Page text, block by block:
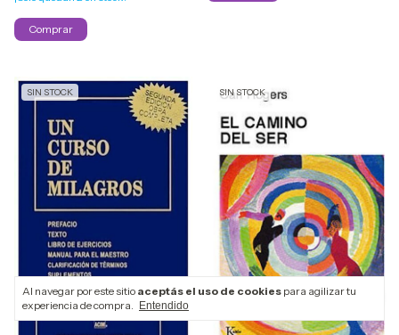
Al navegar por este sitio aceptás el uso de cookies para agilizar tu
experiencia de compra.
Entendido
SIN STOCK SIN STOCK